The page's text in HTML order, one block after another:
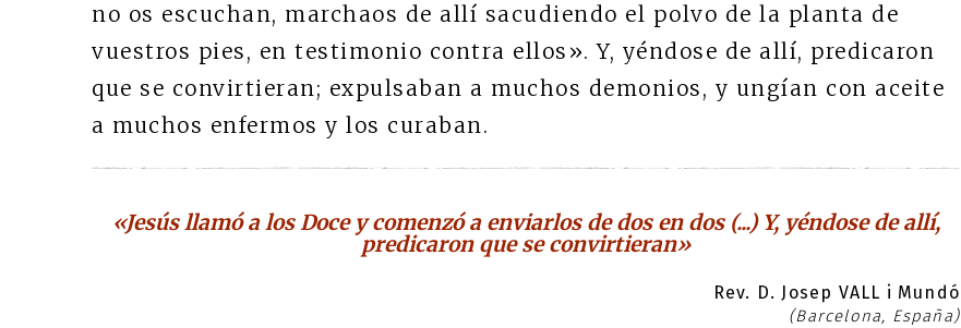
no os escuchan, marchaos de allí sacudiendo el polvo de la planta de
vuestros pies, en testimonio contra ellos». Y, yéndose de allí, predicaron
que se convirtieran; expulsaban a muchos demonios, y ungían con aceite
a muchos enfermos y los curaban.
«Jesús llamó a los Doce y comenzó a enviarlos de dos en dos (...) Y, yéndose de allí,
predicaron que se convirtieran»
Rev. D. Josep VALL i Mundó
(Barcelona, España)